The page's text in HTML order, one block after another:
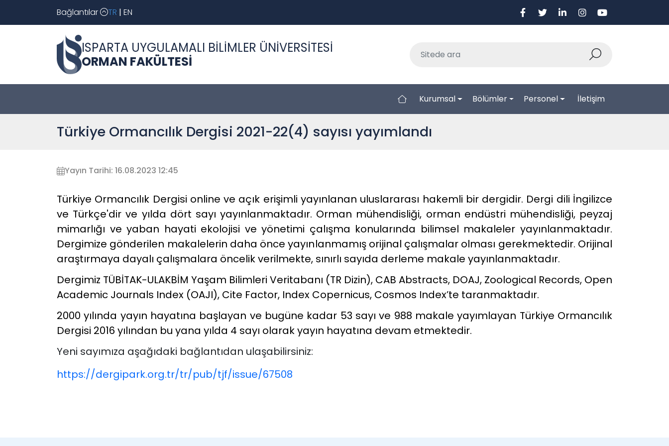
Bağlantılar TR | EN
ISPARTA UYGULAMALI BİLİMLER ÜNİVERSİTESİ
ORMAN FAKÜLTESİ
Kurumsal Bölümler Personel İletişim
Türkiye Ormancılık Dergisi 2021-22(4) sayısı yayımlandı
Yayın Tarihi: 16.08.2023 12:45
Türkiye Ormancılık Dergisi online ve açık erişimli yayınlanan uluslararası hakemli bir dergidir. Dergi dili İngilizce
ve Türkçe'dir ve yılda dört sayı yayınlanmaktadır. Orman mühendisliği, orman endüstri mühendisliği, peyzaj
mimarlığı ve yaban hayati ekolojisi ve yönetimi çalışma konularında bilimsel makaleler yayınlanmaktadır.
Dergimize gönderilen makalelerin daha önce yayınlanmamış orijinal çalışmalar olması gerekmektedir. Orijinal
araştırmaya dayalı çalışmalara öncelik verilmekte, sınırlı sayıda derleme makale yayınlanmaktadır.
Dergimiz TÜBİTAK-ULAKBİM Yaşam Bilimleri Veritabanı (TR Dizin), CAB Abstracts, DOAJ, Zoological Records, Open
Academic Journals Index (OAJI), Cite Factor, Index Copernicus, Cosmos Index’te taranmaktadır.
2000 yılında yayın hayatına başlayan ve bugüne kadar 53 sayı ve 988 makale yayımlayan Türkiye Ormancılık
Dergisi 2016 yılından bu yana yılda 4 sayı olarak yayın hayatına devam etmektedir.
Yeni sayımıza aşağıdaki bağlantıdan ulaşabilirsiniz:
https://dergipark.org.tr/tr/pub/tjf/issue/67508